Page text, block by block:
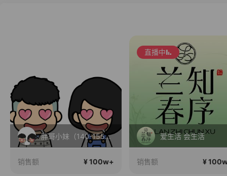
胖哥小妹（140-155小个子穿搭）正在直播
销售额 ¥ 100w+
直播中
爱生活 会生活
销售额 ¥